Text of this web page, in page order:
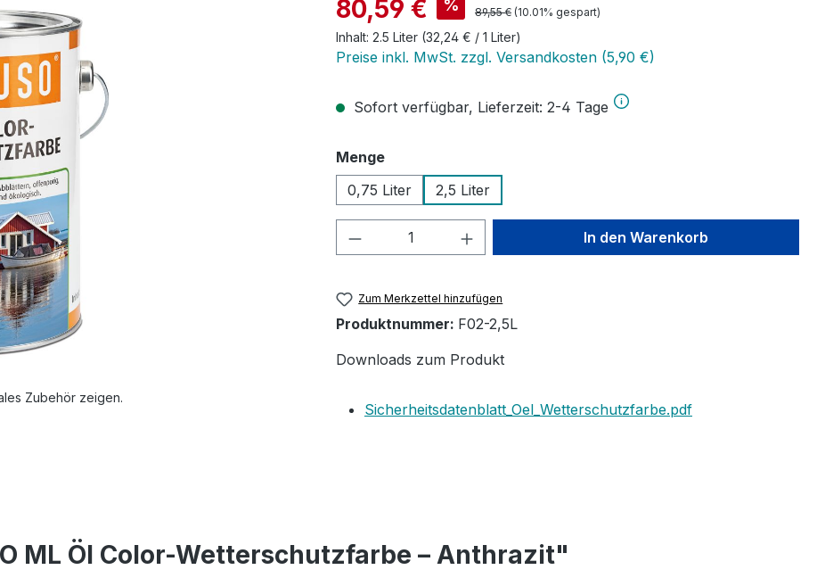
Zubehör zeigen.
80,59 € % Regulärer Preis:
89,55 € (10.01% gespart)
Inhalt: 2.5 Liter (32,24 € / 1 Liter)
Preise inkl. MwSt. zzgl. Versandkosten (5,90 €)
Sofort verfügbar, Lieferzeit: 2-4 Tage
Mengeauswählen
0,75 Liter
2,5 Liter
Produkt Anzahl: Gib den gewünschten Wert
In den Warenkorb
Zum Merkzettel hinzufügen
Produktnummer: F02-2,5L
Downloads zum Produkt
Sicherheitsdatenblatt_Oel_Wetterschutzfarbe.pdf
ML Öl Color-Wetterschutzfarbe – Anthrazit"